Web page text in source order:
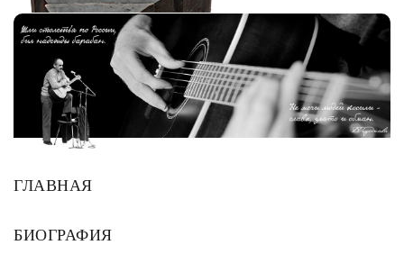
ГЛАВНАЯ
БИОГРАФИЯ